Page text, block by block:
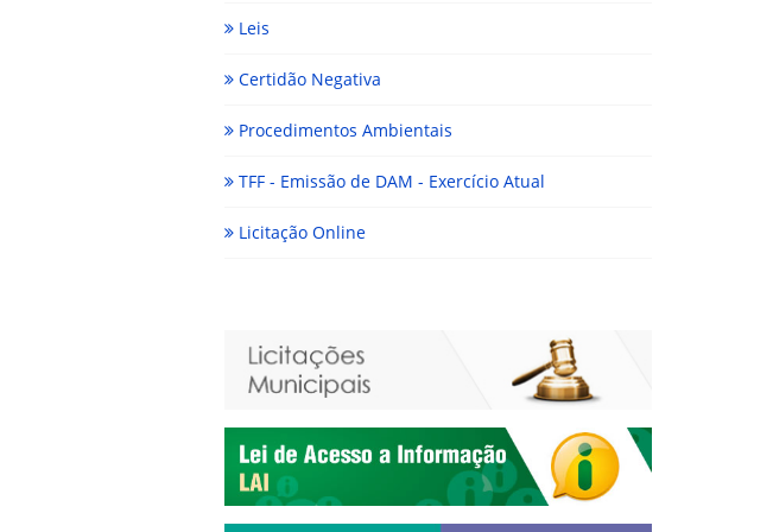
Leis
Certidão Negativa
Procedimentos Ambientais
TFF - Emissão de DAM - Exercício Atual
Licitação Online